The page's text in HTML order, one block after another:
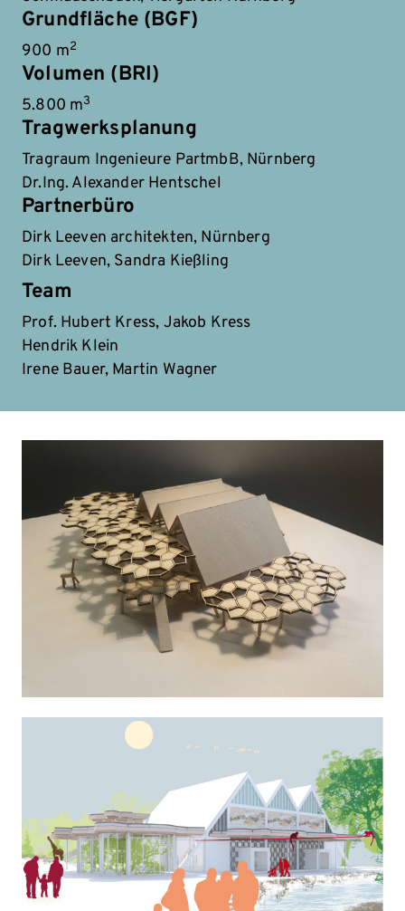
Grundfläche (BGF)
900 m2
Volumen (BRI)
5.800 m3
Tragwerksplanung
Tragraum Ingenieure PartmbB, Nürnberg
Dr.Ing. Alexander Hentschel
Partnerbüro
Dirk Leeven architekten, Nürnberg
Dirk Leeven, Sandra Kießling
Team
Prof. Hubert Kress, Jakob Kress
Hendrik Klein
Irene Bauer, Martin Wagner